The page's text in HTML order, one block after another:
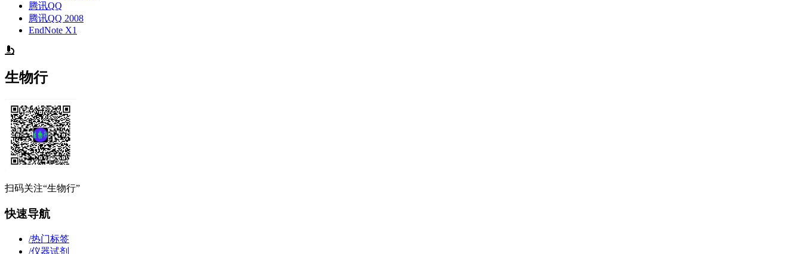
腾讯QQ
腾讯QQ 2008
EndNote X1
生物行
扫码关注“生物行”
快速导航
/热门标签
/仪器试剂